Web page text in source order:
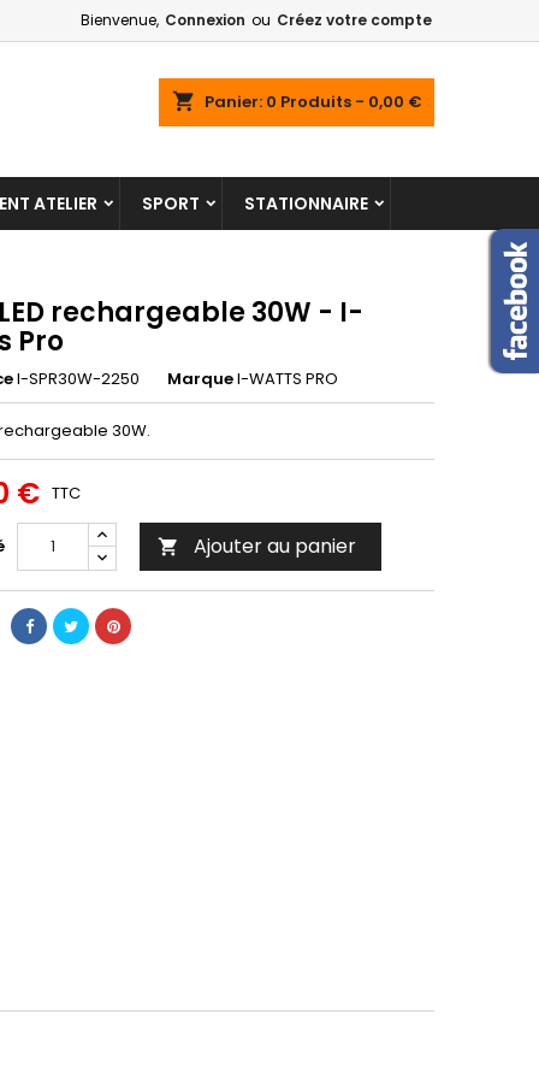
Bienvenue, Connexion ou Créez votre compte
shopping_cart Panier: 0 Produits - 0,00 €
ATELIER SPORT STATIONNAIRE
rechargeable 30W - I-
Pro
I-SPR30W-2250 MarqueI-WATTS PRO
rechargeable 30W.
€ TTC
 Ajouter au panier